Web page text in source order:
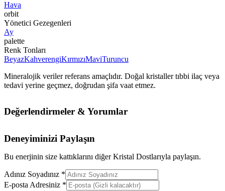
Hava
orbit
Yönetici Gezegenleri
Ay
palette
Renk Tonları
BeyazKahverengiKırmızıMaviTuruncu
Mineralojik veriler referans amaçlıdır. Doğal kristaller tıbbi ilaç veya
tedavi yerine geçmez, doğrudan şifa vaat etmez.
Değerlendirmeler & Yorumlar
Deneyiminizi Paylaşın
Bu enerjinin size kattıklarını diğer Kristal Dostlarıyla paylaşın.
Adınız Soyadınız *
E-posta Adresiniz *